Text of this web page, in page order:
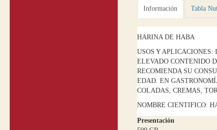
Información
Tabla
HARINA DE HABA
USOS Y
ELEVADO CONTENIDO
RECOMIENDA SU
EDAD. EN
COLADAS, CREMAS,
NOMBRE CIENTIFICO:
Presentación